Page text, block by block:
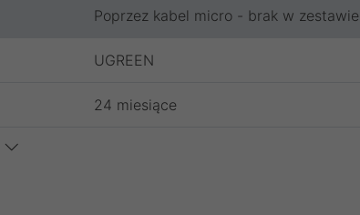
Poprzez kabel micro - brak w zestawie
UGREEN
24 miesiące